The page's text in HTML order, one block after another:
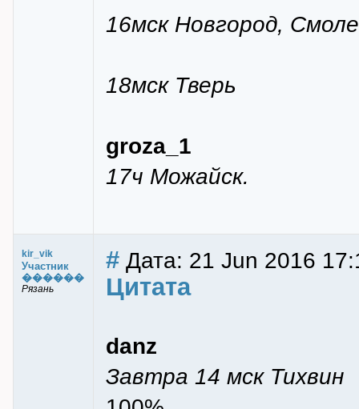
16мск Новгород,
18мск Тверь
groza_1
17ч Можайск.
kir_vik
Участник
������
Рязань
# Дата: 21 Jun 2016
Цитата
danz
Завтра 14 мск Тихвин